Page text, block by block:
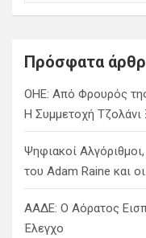
a
c
Πρόσφατα
ΟΗΕ: Από Φρουρός
Η Συμμετοχή Τζολάνι
Ψηφιακοί
του Adam Raine και
ΑΑΔΕ: Ο Αόρατος
Έλεγχο